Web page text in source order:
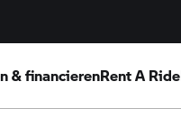
& financierenRent A Ride